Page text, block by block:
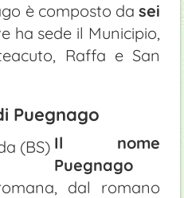
è composto da sei
ha sede il Municipio,
Raffa e San
Puegnago
Il nome
Puegnago
dal romano